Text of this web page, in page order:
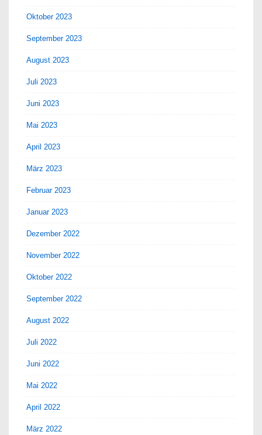
Oktober 2023
September 2023
August 2023
Juli 2023
Juni 2023
Mai 2023
April 2023
März 2023
Februar 2023
Januar 2023
Dezember 2022
November 2022
Oktober 2022
September 2022
August 2022
Juli 2022
Juni 2022
Mai 2022
April 2022
März 2022